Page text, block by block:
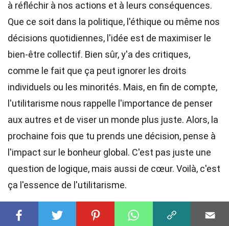
à réfléchir à nos actions et à leurs conséquences.
Que ce soit dans la politique, l'éthique ou même nos
décisions quotidiennes, l'idée est de maximiser le
bien-être collectif. Bien sûr, y'a des critiques,
comme le fait que ça peut ignorer les droits
individuels ou les minorités. Mais, en fin de compte,
l'utilitarisme nous rappelle l'importance de penser
aux autres et de viser un monde plus juste. Alors, la
prochaine fois que tu prends une décision, pense à
l'impact sur le bonheur global. C'est pas juste une
question de logique, mais aussi de cœur. Voilà, c'est
ça l'essence de l'utilitarisme.